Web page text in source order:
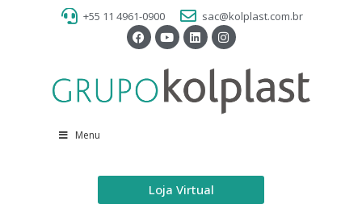
+55 11 4961-0900 sac@kolplast.com.br
Menu
Loja Virtual